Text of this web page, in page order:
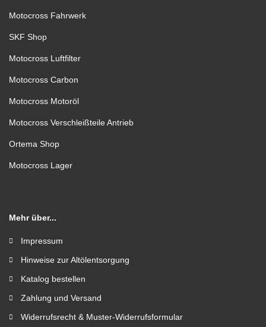
Motocross Fahrwerk
SKF Shop
Motocross Luftfilter
Motocross Carbon
Motocross Motoröl
Motocross Verschleißteile Antrieb
Ortema Shop
Motocross Lager
Mehr über...
Impressum
Hinweise zur Altölentsorgung
Katalog bestellen
Zahlung und Versand
Widerrufsrecht & Muster-Widerrufsformular